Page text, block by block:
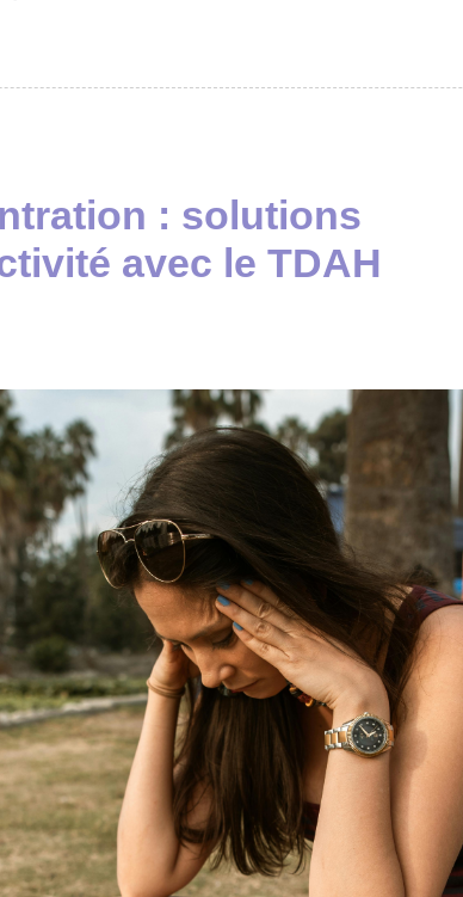
: solutions
avec le TDAH